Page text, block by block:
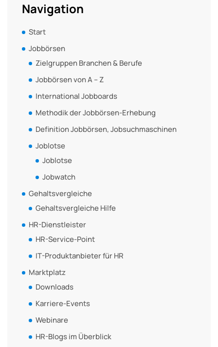
Navigation
Start
Jobbörsen
Zielgruppen Branchen & Berufe
Jobbörsen von A – Z
International Jobboards
Methodik der Jobbörsen-Erhebung
Definition Jobbörsen, Jobsuchmaschinen
Joblotse
Joblotse
Jobwatch
Gehaltsvergleiche
Gehaltsvergleiche Hilfe
HR-Dienstleister
HR-Service-Point
IT-Produktanbieter für HR
Marktplatz
Downloads
Karriere-Events
Webinare
HR-Blogs im Überblick